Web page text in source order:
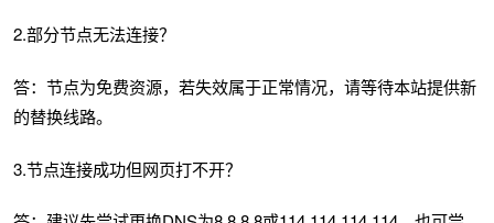
2.部分节点无法连接？
答：节点为免费资源，若失效属于正常情况，请等待本站提供新
的替换线路。
3.节点连接成功但网页打不开？